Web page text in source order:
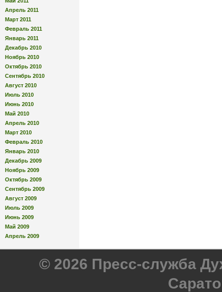
Апрель 2011
Март 2011
Февраль 2011
Январь 2011
Декабрь 2010
Ноябрь 2010
Октябрь 2010
Сентябрь 2010
Август 2010
Июль 2010
Июнь 2010
Май 2010
Апрель 2010
Март 2010
Февраль 2010
Январь 2010
Декабрь 2009
Ноябрь 2009
Октябрь 2009
Сентябрь 2009
Август 2009
Июль 2009
Июнь 2009
Май 2009
Апрель 2009
© 2026 Пресс-служба